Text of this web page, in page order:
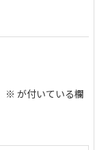
※ が付いている欄